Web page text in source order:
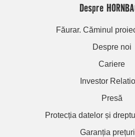
Despre
Făurar. Căminul
Despre noi
Cariere
Investor
Presă
Protecția datelor și
Garanția